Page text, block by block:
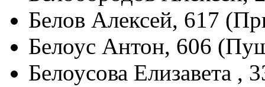
Белов Алексей, 617
Белоус Антон, 606
Белоусова Елизавета ,